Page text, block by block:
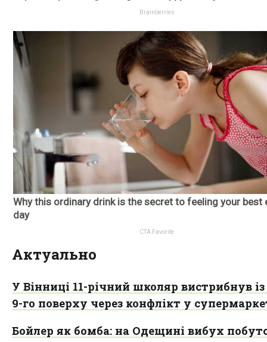
Актуально
У Вінниці 11-річний школяр вистрибнув із
9-го поверху через конфлікт у
Бойлер як бомба: на Одещині вибух